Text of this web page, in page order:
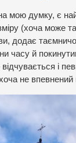
мою думку, є
(хоча може
додає
часу й
і
не впевнений